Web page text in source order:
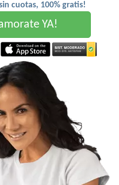
cuotas, 100% gratis!
YA!